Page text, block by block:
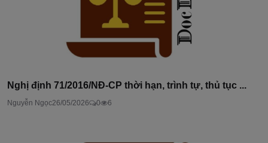
Nghị định 71/2016/NĐ-CP thời hạn, trình tự, thủ tục ...
Nguyễn Ngọc26/05/2026 0 6